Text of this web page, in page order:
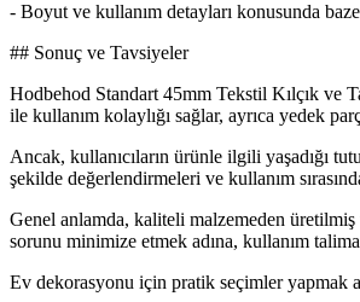
- Boyut ve kullanım detayları konusunda
## Sonuç ve Tavsiyeler
Hodbehod Standart 45mm Tekstil Kılçık ve
ile kullanım kolaylığı sağlar, ayrıca yedek
Ancak, kullanıcıların ürünle ilgili yaşadığı
şekilde değerlendirmeleri ve kullanım
Genel anlamda, kaliteli malzemeden
sorunu minimize etmek adına, kullanım
Ev dekorasyonu için pratik seçimler yapmak